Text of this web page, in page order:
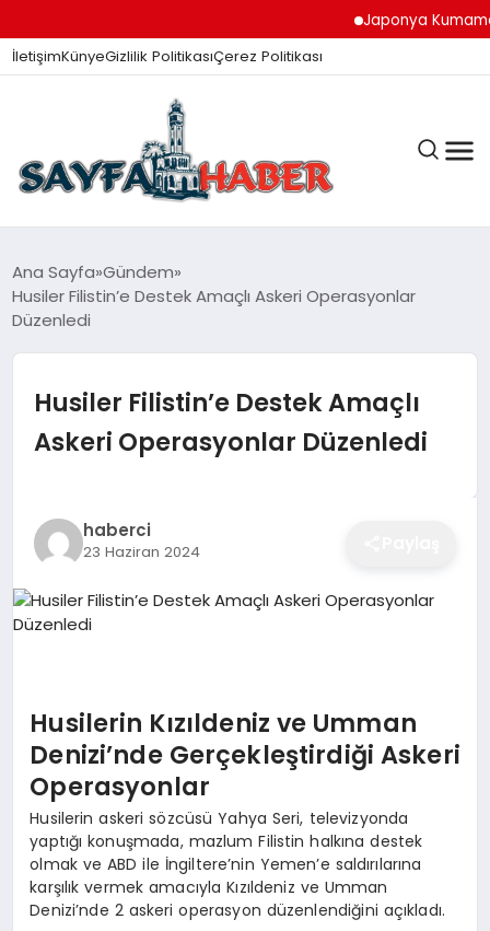
Japonya
İletişimKünyeGizlilik PolitikasıÇerez Politikası
ANA SAYFA
GÜNDEM
İZMIR HABERLERI
EKONOMI
SPOR
YAŞAM
DIĞER
Ana Sayfa Gündem
Husiler Filistin’e Destek Amaçlı Askeri Operasyonlar
Düzenledi
Husiler Filistin’e Destek Amaçlı
Askeri Operasyonlar Düzenledi
haberci
23 Haziran 2024
Husilerin Kızıldeniz ve Umman
Denizi’nde Gerçekleştirdiği Askeri
Operasyonlar
Husilerin askeri sözcüsü Yahya Seri, televizyonda
yaptığı konuşmada, mazlum Filistin halkına destek
olmak ve ABD ile İngiltere’nin Yemen’e saldırılarına
karşılık vermek amacıyla Kızıldeniz ve Umman
Denizi’nde 2 askeri operasyon düzenlendiğini açıkladı.